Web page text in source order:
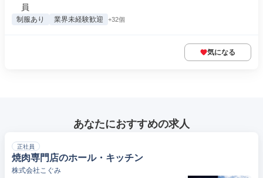
員
制服あり 業界未経験歓迎 +32個
気になる
あなたにおすすめの求人
正社員
焼肉専門店のホール・キッチン
株式会社こぐみ